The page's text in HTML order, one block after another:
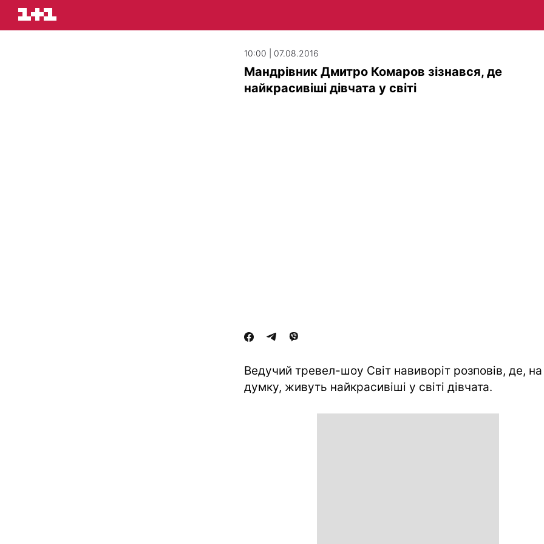
10:00 | 07.08.2016
Мандрівник Дмитро Комаров зізнався, де
найкрасивіші дівчата у світі
Ведучий тревел-шоу Світ навиворіт розповів, де, на
думку, живуть найкрасивіші у світі дівчата.